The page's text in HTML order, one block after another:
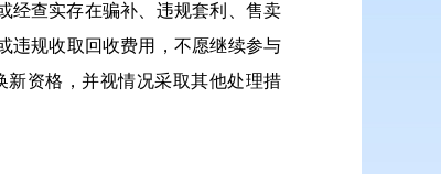
经查实存在骗补、违规套利、售卖
违规收取回收费用，不愿继续参与
新资格，并视情况采取其他处理措